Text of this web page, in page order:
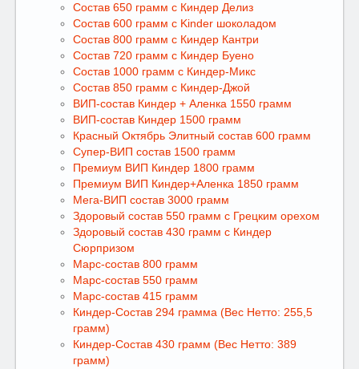
Состав 650 грамм с Киндер Делиз
Состав 600 грамм с Kinder шоколадом
Состав 800 грамм с Киндер Кантри
Состав 720 грамм с Киндер Буено
Состав 1000 грамм с Киндер-Микс
Состав 850 грамм с Киндер-Джой
ВИП-состав Киндер + Аленка 1550 грамм
ВИП-состав Киндер 1500 грамм
Красный Октябрь Элитный состав 600 грамм
Супер-ВИП состав 1500 грамм
Премиум ВИП Киндер 1800 грамм
Премиум ВИП Киндер+Аленка 1850 грамм
Мега-ВИП состав 3000 грамм
Здоровый состав 550 грамм с Грецким орехом
Здоровый состав 430 грамм с Киндер
Сюрпризом
Марс-состав 800 грамм
Марс-состав 550 грамм
Марс-состав 415 грамм
Киндер-Состав 294 грамма (Вес Нетто: 255,5
грамм)
Киндер-Состав 430 грамм (Вес Нетто: 389
грамм)